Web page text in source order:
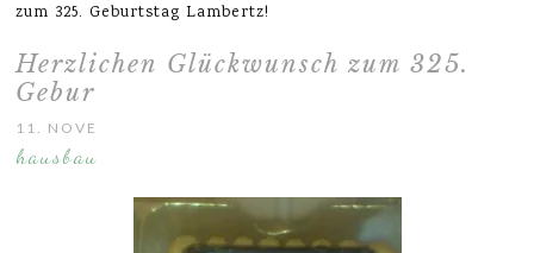
zum 325. Geburtstag Lambertz!
Herzlichen Glückwunsch zum 325.
Geburtstag Lambertz!
11. NOVEMBER 2013
hausbau